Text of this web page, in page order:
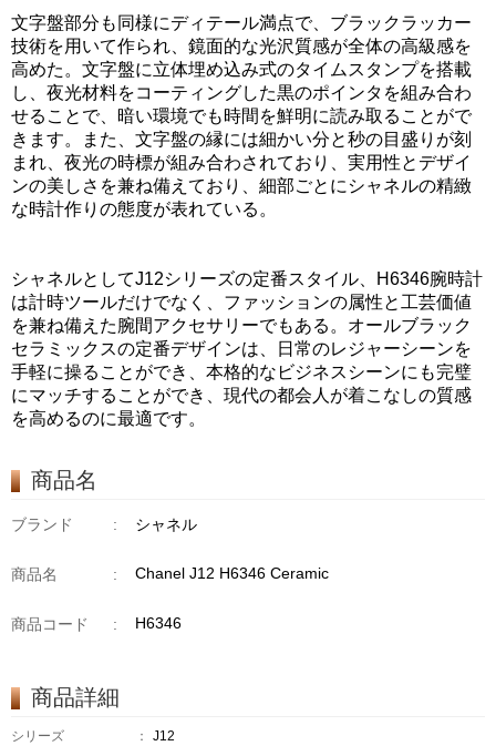
文字盤部分も同様にディテール満点で、ブラックラッカー
技術を用いて作られ、鏡面的な光沢質感が全体の高級感を
高めた。文字盤に立体埋め込み式のタイムスタンプを搭載
し、夜光材料をコーティングした黒のポインタを組み合わ
せることで、暗い環境でも時間を鮮明に読み取ることがで
きます。また、文字盤の縁には細かい分と秒の目盛りが刻
まれ、夜光の時標が組み合わされており、実用性とデザイ
ンの美しさを兼ね備えており、細部ごとにシャネルの精緻
な時計作りの態度が表れている。
シャネルとしてJ12シリーズの定番スタイル、H6346腕時計
は計時ツールだけでなく、ファッションの属性と工芸価値
を兼ね備えた腕間アクセサリーでもある。オールブラック
セラミックスの定番デザインは、日常のレジャーシーンを
手軽に操ることができ、本格的なビジネスシーンにも完璧
にマッチすることができ、現代の都会人が着こなしの質感
を高めるのに最適です。
商品名
ブランド : シャネル
商品名 : Chanel J12 H6346 Ceramic
商品コード : H6346
商品詳細
シリーズ ： J12